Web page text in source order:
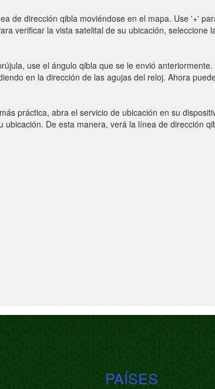
de dirección qibla moviéndose en el mapa. Use '+'
verificar la vista satelital de su ubicación,
use el ángulo qibla que se le envió
en la dirección de las agujas del reloj. Ahora
práctica, abra el servicio de ubicación en su
De esta manera, verá la línea de dirección
PAÍSES